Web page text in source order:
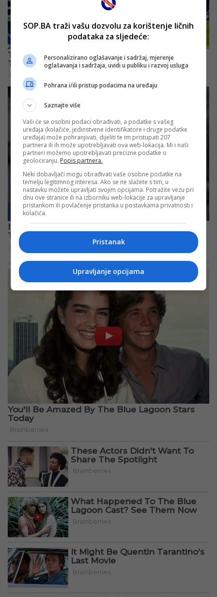
SOP.BA traži vašu dozvolu za korištenje ličnih
podataka za sljedeće:
Personalizirano oglašavanje i sadržaj, mjerenje
oglašavanja i sadržaja, uvidi u publiku i razvoj usluga
Pohrana i/ili pristup podacima na uređaju
Saznajte više
Vaši će se osobni podaci obrađivati, a podatke s vašeg
uređaja (kolačiće, jedinstvene identifikatore i druge podatke
uređaja) može pohranjivati, dijeliti te im pristupati 207
partnera ili ih može upotrebljavati ova web-lokacija. Mi i naši
partneri možemo upotrebljavati precizne podatke o
geolociranju. Popis partnera.
Neki dobavljači mogu obrađivati vaše osobne podatke na
temelju legitimnog interesa. Ako se ne slažete s tim, u
nastavku možete upravljati svojim opcijama. Potražite vezu pri
dnu ove stranice ili na izborniku web-lokacije za upravljanje
pristankom ili povlačenje pristanka u postavkama privatnosti i
kolačića.
Pristanak
Upravljanje opcijama